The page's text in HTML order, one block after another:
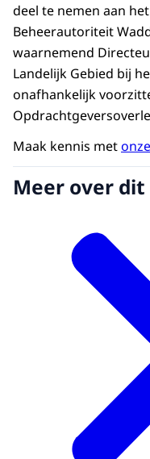
deel te nemen aan
Beheerautoriteit
waarnemend
Landelijk Gebied bij
onafhankelijk
Maak kennis met
Meer over